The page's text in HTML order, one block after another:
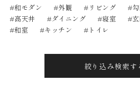
和モダン 外観 リビング
高天井
ダイニング 寝室
和室
キッチン トイレ
絞り込み検索す